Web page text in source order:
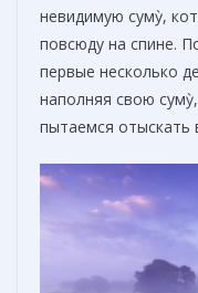
невидимую сумỳ,
повсюду на спине.
первые несколько
наполняя свою
пытаемся отыскать